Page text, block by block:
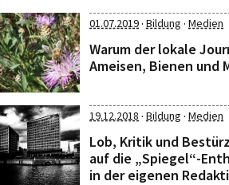
01.07.2019· Bildung · Medien
Warum der lokale
Ameisen, Bienen und
19.12.2018 · Bildung · Medien
Lob, Kritik und
auf die „Spiegel“-
in der eigenen